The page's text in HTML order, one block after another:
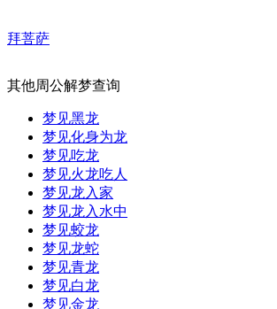
拜菩萨
其他周公解梦查询
梦见黑龙
梦见化身为龙
梦见吃龙
梦见火龙吃人
梦见龙入家
梦见龙入水中
梦见蛟龙
梦见龙蛇
梦见青龙
梦见白龙
梦见金龙